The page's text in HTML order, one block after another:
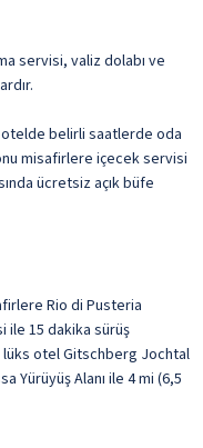
servisi, valiz dolabı ve
otelde belirli saatlerde oda
misafirlere içecek servisi
ücretsiz açık büfe
Rio di Pusteria
ile 15 dakika sürüş
lüks otel Gitschberg Jochtal
Yürüyüş Alanı ile 4 mi (6,5